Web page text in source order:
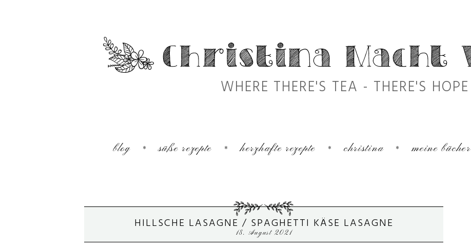
WHERE THERE'S TEA - THERE'S HOPE
blog süße rezepte herzhafte rezepte christina meine bücher
HILLSCHE LASAGNE / SPAGHETTI KÄSE LASAGNE
18. August 2021